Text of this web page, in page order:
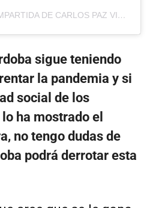
UNA PUBLICACIÓN COMPARTIDA DE CARLOS PAZ VIVO (@CARLOSPAZVIVO)
sigue teniendo
la pandemia y si
social de los
ha mostrado el
no tengo dudas de
podrá derrotar esta